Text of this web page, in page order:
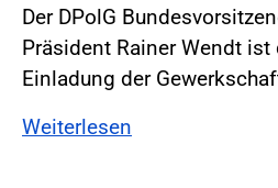
Der DPolG
Präsident Rainer Wendt ist
Einladung der
Weiterlesen